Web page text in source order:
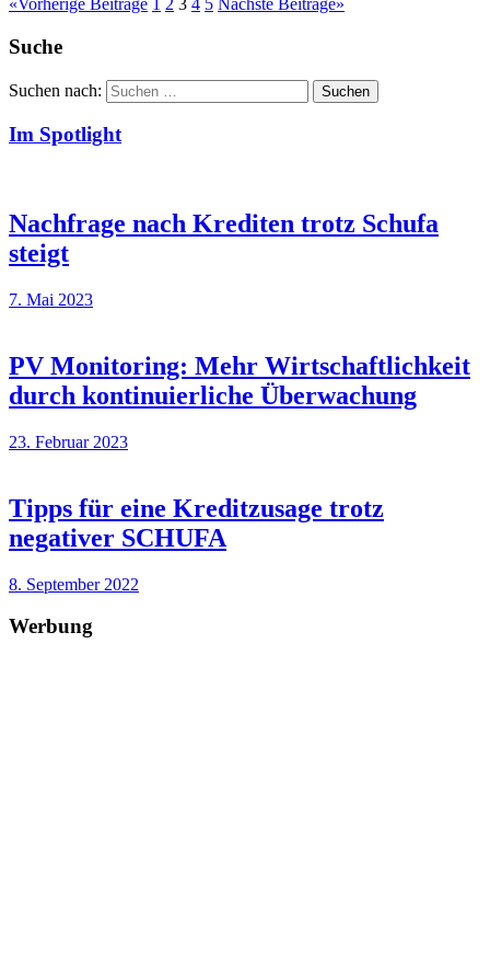
«Vorherige Beiträge 2 3 4 5 Nächste Beiträge»
Suche
Suchen nach: Suchen
Im Spotlight
Nachfrage nach Krediten trotz Schufa
steigt
7. Mai 2023
PV Monitoring: Mehr Wirtschaftlichkeit
durch kontinuierliche Überwachung
23. Februar 2023
Tipps für eine Kreditzusage trotz
negativer SCHUFA
8. September 2022
Werbung